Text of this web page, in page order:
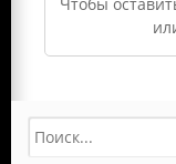
Чтобы
Поиск